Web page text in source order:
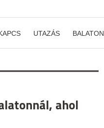
UTAZÁS BALATON
ahol